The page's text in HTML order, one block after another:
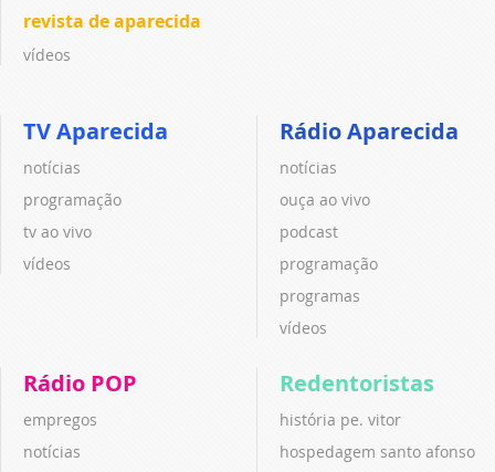
revista de aparecida
vídeos
TV Aparecida
notícias
programação
tv ao vivo
vídeos
Rádio Aparecida
notícias
ouça ao vivo
podcast
programação
programas
vídeos
Rádio POP
empregos
notícias
Redentoristas
história pe. vitor
hospedagem santo afonso